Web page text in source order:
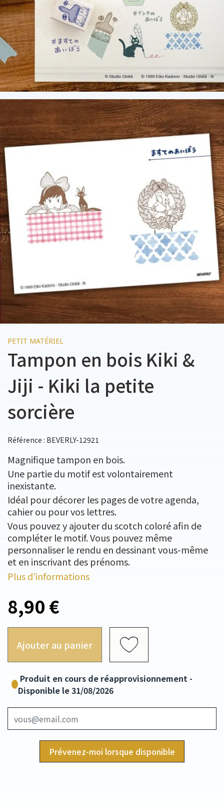
PETIT MATÉRIEL
Tampon en bois Kiki &
Jiji - Kiki la petite
sorcière
Référence : BEVERLY-12921
Magnifique tampon en bois.
Une partie du motif est volontairement
inexistante.
Idéal pour décorer les pages de votre agenda,
cahier ou pour vos lettres.
Vous pouvez y ajouter du scotch coloré afin de
compléter le motif. Vous pouvez même
personnaliser le rendu en dessinant vous-même
et en inscrivant des prénoms.
Plus d'informations
8,90 €
Ajouter au panier
Produit en cours de réapprovisionnement -
Disponible le 31/08/2026
Prévenez-moi lorsque disponible